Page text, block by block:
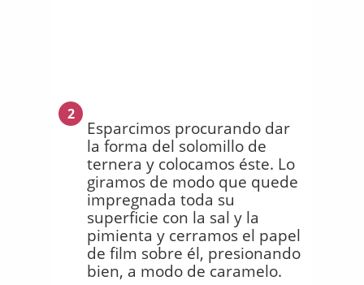
2
Esparcimos procurando dar
la forma del solomillo de
ternera y colocamos éste. Lo
giramos de modo que quede
impregnada toda su
superficie con la sal y la
pimienta y cerramos el papel
de film sobre él, presionando
bien, a modo de caramelo.